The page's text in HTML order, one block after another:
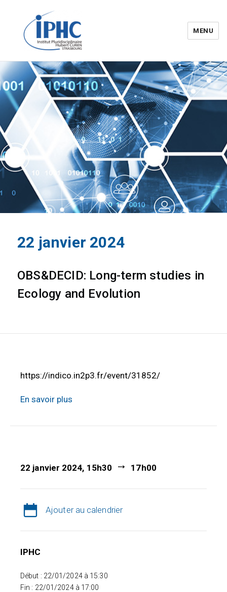
Institut pluridisciplinaire Hubert
Curien – IPHC
MENU
22 janvier 2024
OBS&DECID: Long-term studies in
Ecology and Evolution
https://indico.in2p3.fr/event/31852/
En savoir plus
22 janvier 2024, 15h30 17h00
Ajouter au calendrier
IPHC
Début : 22/01/2024 à 15:30
Fin : 22/01/2024 à 17:00